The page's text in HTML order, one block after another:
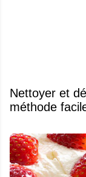
Nettoyer et
méthode